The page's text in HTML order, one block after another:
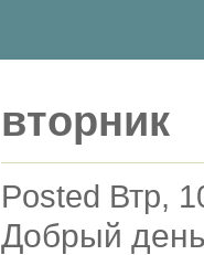
вторник
Posted Втр,
Добрый